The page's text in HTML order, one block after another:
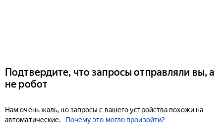
Подтвердите, что запросы отправляли вы, а
не робот
Нам очень жаль, но запросы с вашего устройства похожи на
автоматические.
Почему это могло произойти?